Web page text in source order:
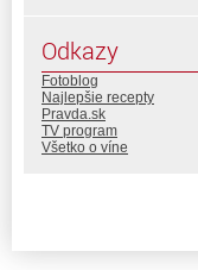
Odkazy
Fotoblog
Najlepšie recepty
Pravda.sk
TV program
Všetko o víne